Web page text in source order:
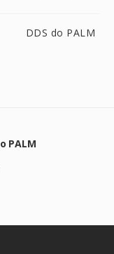
DDS do PALM
PALM